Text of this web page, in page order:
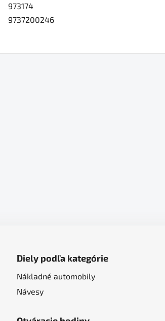
973174
9737200246
Diely podľa kategórie
Nákladné automobily
Návesy